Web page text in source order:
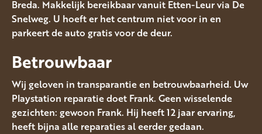
Breda. Makkelijk bereikbaar vanuit Etten-Leur via De
Snelweg. U hoeft er het centrum niet voor in en
parkeert de auto gratis voor de deur.
Betrouwbaar
Wij geloven in transparantie en betrouwbaarheid. Uw
Playstation reparatie doet Frank. Geen wisselende
gezichten: gewoon Frank. Hij heeft 12 jaar ervaring,
heeft bijna alle reparaties al eerder gedaan.